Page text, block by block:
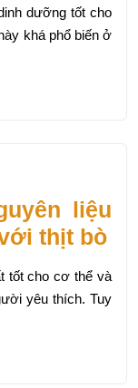
dưỡng tốt cho
khá phổ biến ở
liệu
thịt bò
tốt cho cơ thể và
yêu thích. Tuy